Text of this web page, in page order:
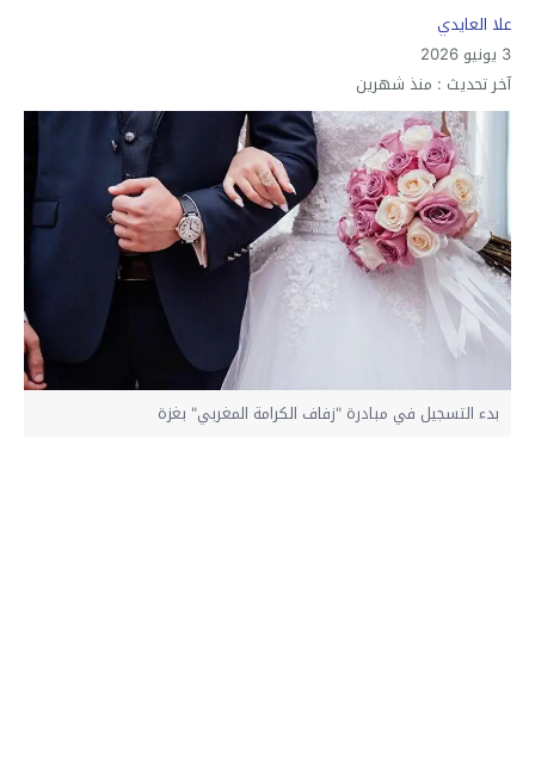
علا العايدي
3 يونيو 2026
آخر تحديث : منذ شهرين
بدء التسجيل في مبادرة "زفاف الكرامة المغربي" بغزة